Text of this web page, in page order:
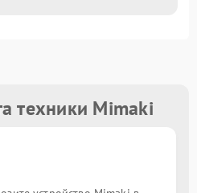
техники Mimaki